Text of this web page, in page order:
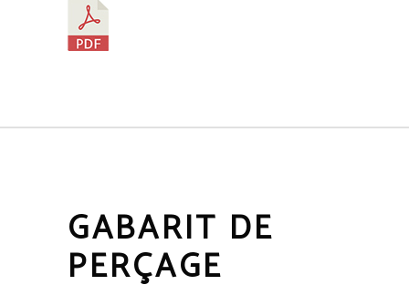
GABARIT DE
PERÇAGE